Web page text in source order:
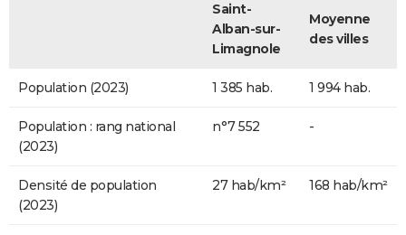
Saint-
Alban-sur-
Limagnole
Moyenne
des villes
Population (2023) 1 385 hab. 1 994 hab.
Population : rang national
(2023)
n°7 552 -
Densité de population
(2023)
27 hab/km² 168 hab/km²